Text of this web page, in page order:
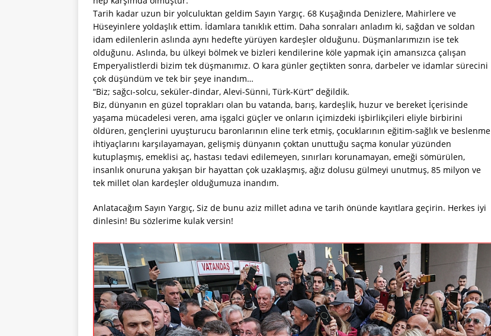
Tarih kadar uzun bir yolculuktan geldim Sayın Yargıç. 68 Kuşağında Denizlere, Mahirlere ve
Hüseyinlere yoldaşlık ettim. İdamlara tanıklık ettim. Daha sonraları anladım ki, sağdan ve soldan
idam edilenlerin aslında aynı hedefte yürüyen kardeşler olduğunu. Düşmanlarımızın ise tek
olduğunu. Aslında, bu ülkeyi bölmek ve bizleri kendilerine köle yapmak için amansızca çalışan
Emperyalistlerdi bizim tek düşmanımız. O kara günler geçtikten sonra, darbeler ve idamlar sürecini
çok düşündüm ve tek bir şeye inandım…
“Biz; sağcı-solcu, seküler-dindar, Alevi-Sünni, Türk-Kürt” değildik.
Biz, dünyanın en güzel toprakları olan bu vatanda, barış, kardeşlik, huzur ve bereket İçerisinde
yaşama mücadelesi veren, ama işgalci güçler ve onların içimizdeki işbirlikçileri eliyle birbirini
öldüren, gençlerini uyuşturucu baronlarının eline terk etmiş, çocuklarının eğitim-sağlık ve beslenme
ihtiyaçlarını karşılayamayan, gelişmiş dünyanın çoktan unuttuğu saçma konular yüzünden
kutuplaşmış, emeklisi aç, hastası tedavi edilemeyen, sınırları korunamayan, emeği sömürülen,
insanlık onuruna yakışan bir hayattan çok uzaklaşmış, ağız dolusu gülmeyi unutmuş, 85 milyon ve
tek millet olan kardeşler olduğumuza inandım.
Anlatacağım Sayın Yargıç, Siz de bunu aziz millet adına ve tarih önünde kayıtlara geçirin. Herkes iyi
dinlesin! Bu sözlerime kulak versin!